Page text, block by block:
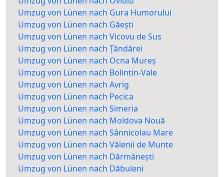
Umzug von Lünen nach Gura Humorului
Umzug von Lünen nach Găești
Umzug von Lünen nach Vicovu de Sus
Umzug von Lünen nach Țăndărei
Umzug von Lünen nach Ocna Mureș
Umzug von Lünen nach Bolintin-Vale
Umzug von Lünen nach Avrig
Umzug von Lünen nach Pecica
Umzug von Lünen nach Simeria
Umzug von Lünen nach Moldova Nouă
Umzug von Lünen nach Sânnicolau Mare
Umzug von Lünen nach Vălenii de Munte
Umzug von Lünen nach Dărmănești
Umzug von Lünen nach Dăbuleni